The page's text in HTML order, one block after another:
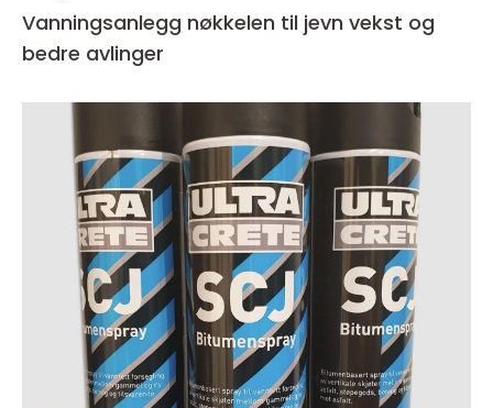
Vanningsanlegg nøkkelen til jevn vekst og
bedre avlinger